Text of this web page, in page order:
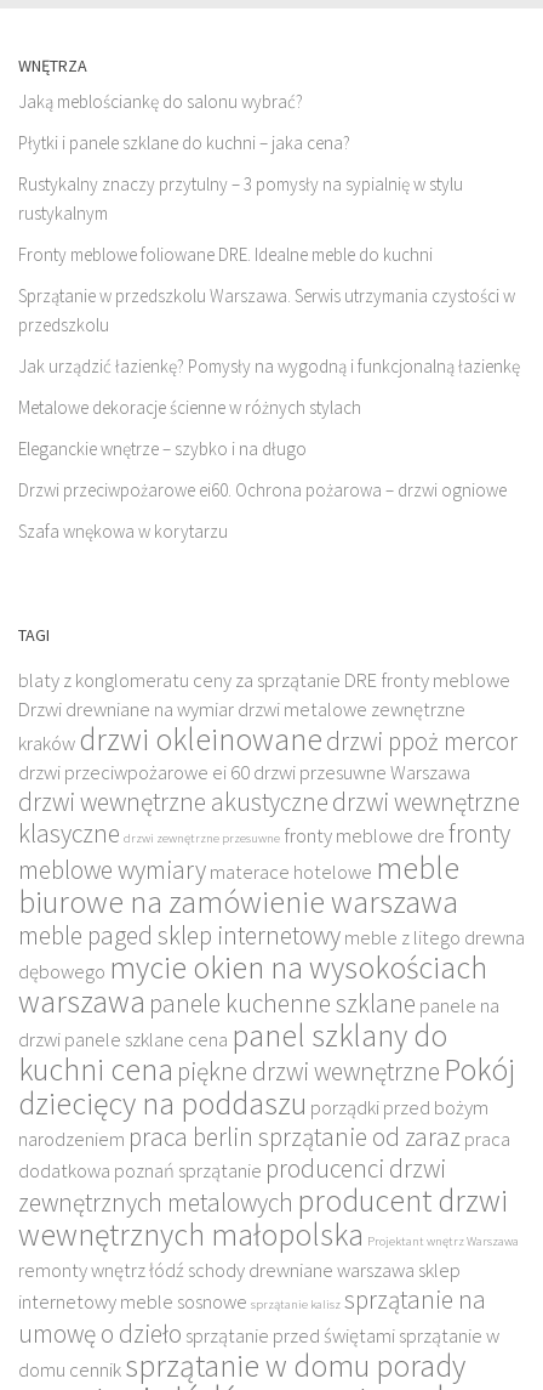
WNĘTRZA
Jaką meblościankę do salonu wybrać?
Płytki i panele szklane do kuchni – jaka cena?
Rustykalny znaczy przytulny – 3 pomysły na sypialnię w stylu
rustykalnym
Fronty meblowe foliowane DRE. Idealne meble do kuchni
Sprzątanie w przedszkolu Warszawa. Serwis utrzymania czystości w
przedszkolu
Jak urządzić łazienkę? Pomysły na wygodną i funkcjonalną łazienkę
Metalowe dekoracje ścienne w różnych stylach
Eleganckie wnętrze – szybko i na długo
Drzwi przeciwpożarowe ei60. Ochrona pożarowa – drzwi ogniowe
Szafa wnękowa w korytarzu
TAGI
blaty z konglomeratu ceny za sprzątanie DRE fronty meblowe
Drzwi drewniane na wymiardrzwi metalowe zewnętrzne
kraków drzwi okleinowanedrzwi ppoż mercor
drzwi przeciwpożarowe ei 60drzwi przesuwne Warszawa
drzwi wewnętrzne akustycznedrzwi wewnętrzne
klasyczne drzwi zewnętrzne przesuwne fronty meblowe drefronty
meblowe wymiarymaterace hotelowe meble
biurowe na zamówienie warszawa
meble paged sklep internetowymeble z litego drewna
dębowego mycie okien na wysokościach
warszawa panele kuchenne szklane panele na
drzwipanele szklane cena panel szklany do
kuchni cena piękne drzwi wewnętrzne Pokój
dziecięcy na poddaszu porządki przed bożym
narodzeniem praca berlin sprzątanie od zarazpraca
dodatkowa poznań sprzątanie producenci drzwi
zewnętrznych metalowych producent drzwi
wewnętrznych małopolska Projektant wnętrz Warszawa
remonty wnętrz łódź schody drewniane warszawa sklep
internetowy meble sosnowe sprzątanie kalisz sprzątanie na
umowę o dzieło sprzątanie przed świętamisprzątanie w
domu cenniksprzątanie w domu porady